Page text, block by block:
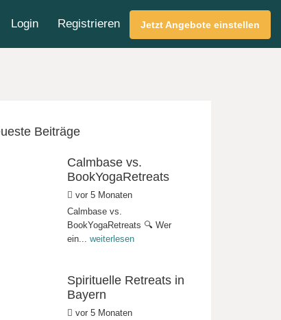
Login Registrieren Jetzt Angebote einstellen
Beiträge
Calmbase vs.
BookYogaRetreats
vor 5 Monaten
Calmbase vs.
BookYogaRetreats 🔍 Wer
ein... weiterlesen
Spirituelle Retreats in
Bayern
vor 5 Monaten